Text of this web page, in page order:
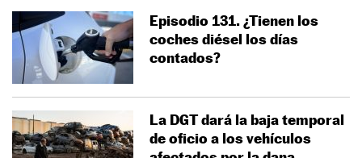
Episodio 131. ¿Tienen los
coches diésel los días
contados?
La DGT dará la baja temporal
de oficio a los vehículos